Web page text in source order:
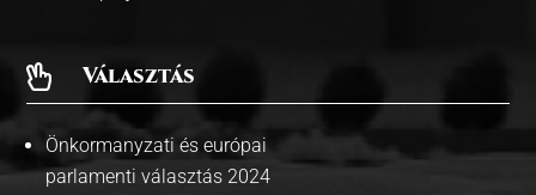
 Választás
Önkormanyzati és európai
parlamenti választás 2024